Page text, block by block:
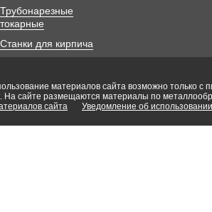
Трубонарезные
токарные
Станки для кирпича
материалов сайта возможно только с
На сайте размещаются материалы по
сайта
Уведомление об